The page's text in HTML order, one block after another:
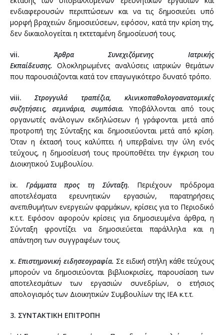
ενδιαφερουσών περιπτώσεων και να τις δημοσιεύει υπό
μορφή βραχειών δημοσιεύσεων, εφόσον, κατά την κρίση της,
δεν δικαιολογείται η εκτεταμένη δημοσίευσή τους.
vii. Άρθρα Συνεχιζόμενης Ιατρικής
Εκπαίδευσης. Ολοκληρωμένες αναλύσεις ιατρικών θεμάτων
που παρουσιάζονται κατά τον επαγωγικότερο δυνατό τρόπο.
viii. Στρογγυλά τραπέζια, κλινικοπαθολογοανατομικές
συζητήσεις, σεμινάρια, συμπόσια. Υποβάλλονται από τους
οργανωτές ανάλογων εκδηλώσεων ή γράφονται μετά από
προτροπή της Σύνταξης και δημοσιεύονται μετά από κρίση.
Όταν η έκτασή τους καλύπτει ή υπερβαίνει την ύλη ενός
τεύχους, η δημοσίευσή τους προϋποθέτει την έγκριση του
Διοικητικού Συμβουλίου.
ix. Γράμματα προς τη Σύνταξη. Περιέχουν πρόδρομα
αποτελέσματα ερευνητικών εργασιών, παρατηρήσεις
ανεπιθυμήτων ενεργειών φαρμάκων, κρίσεις για το Περιοδικό
κ.τ.τ. Εφόσον αφορούν κρίσεις για δημοσιευμένα άρθρα, η
Σύνταξη φροντίζει να δημοσιεύεται παράλληλα και η
απάντηση των συγγραφέων τους.
x. Επιστημονική ειδησεογραφία. Σε ειδική στήλη κάθε τεύχους
μπορούν να δημοσιεύονται βιβλιοκρισίες, παρουσίαση των
αποτελεσμάτων των εργασιών συνεδρίων, ο ετήσιος
απολογισμός των Διοικητικών Συμβουλίων της ΙΕΑ κ.τ.τ.
3. ΣΥΝΤΑΚΤΙΚΗ ΕΠΙΤΡΟΠΗ